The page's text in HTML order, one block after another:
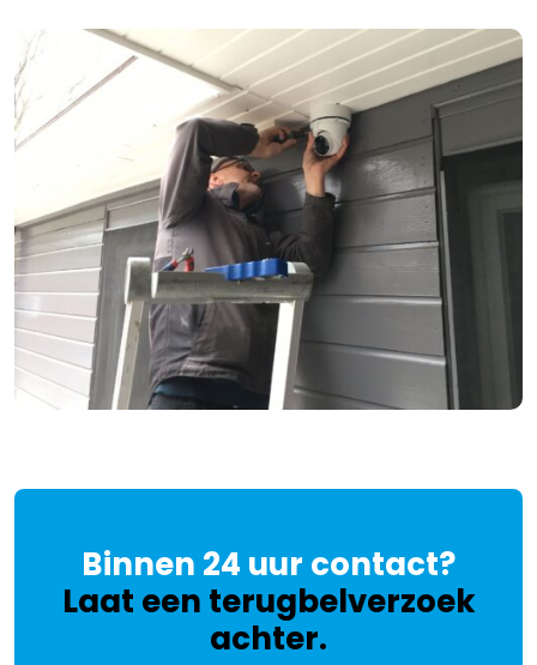
Binnen 24 uur contact?
Laat een terugbelverzoek
achter.